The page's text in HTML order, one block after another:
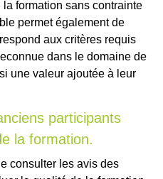
formation sans contrainte
permet également de
aux critères requis
dans le domaine de
une valeur ajoutée à leur
participants
la formation.
consulter les avis des